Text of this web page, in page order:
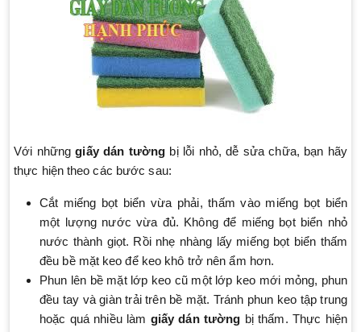
Với nhữnggiấy dán tường bị lỗi nhỏ, dễ sửa chữa, bạn hãy
thực hiện theo các bước sau:
Cắt miếng bọt biển vừa phải, thấm vào miếng bọt biển
một lượng nước vừa đủ. Không để miếng bọt biển nhỏ
nước thành giọt. Rồi nhẹ nhàng lấy miếng bọt biển thấm
đều bề mặt keo để keo khô trở nên ẩm hơn.
Phun lên bề mặt lớp keo cũ một lớp keo mới mỏng, phun
đều tay và giàn trải trên bề mặt. Tránh phun keo tập trung
hoặc quá nhiều làm giấy dán tường bị thấm. Thực hiện